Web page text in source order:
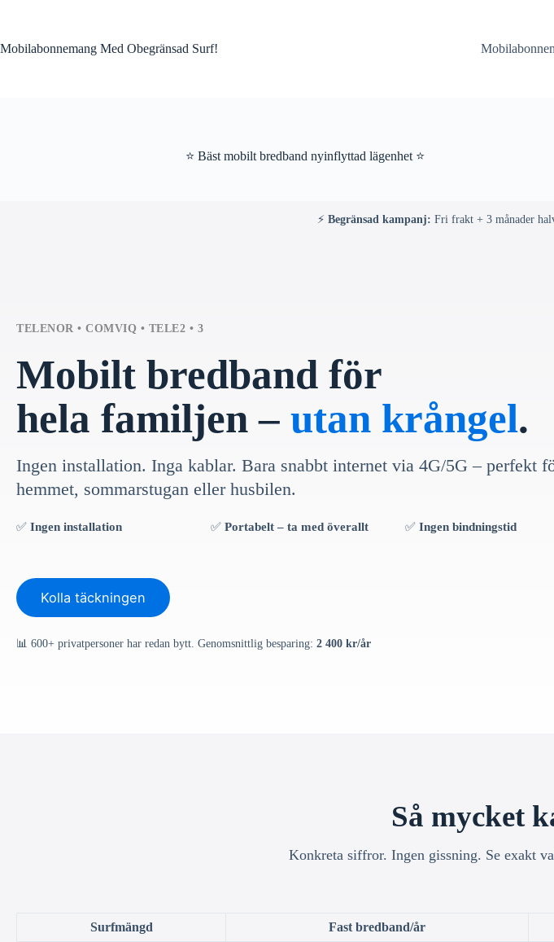
Mobilabonnemang Med Obegränsad Surf!
⭐ Bäst mobilt bredband nyinflyttad lägenhet ⭐
⚡ Begränsad kampanj: Fri frakt + 3 månader
TELENOR • COMVIQ • TELE2 • 3
Mobilt bredband för
hela familjen – utan krångel.
Ingen installation. Inga kablar. Bara snabbt internet via 4G/5G – perfekt
hemmet, sommarstugan eller husbilen.
✅ Ingen installation ✅Portabelt – ta med överallt ✅Ingen bindningstid
Kolla täckningen
📊 600+ privatpersoner har redan bytt. Genomsnittlig besparing: 2 400 kr/år
Så mycket
Konkreta siffror. Ingen gissning. Se exakt
Surfmängd Fast bredband/år